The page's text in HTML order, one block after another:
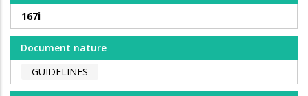
167i
Document nature
GUIDELINES